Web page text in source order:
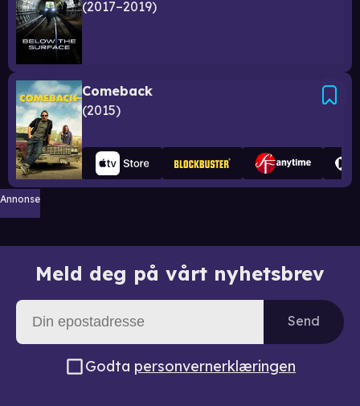
2017–2019
Comeback
2015
Annonse
Meld deg på vårt nyhetsbrev
Send
Godta personvernerklæringen